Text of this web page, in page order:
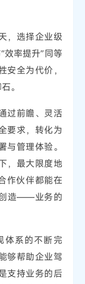
，选择企业级
效率提升”同等
全为代价，
。
过前瞻、灵活
要求，转化为
与管理体验。
，最大限度地
作伙伴都能在
创造——业务的
体系的不断完
够帮助企业驾
支持业务的后